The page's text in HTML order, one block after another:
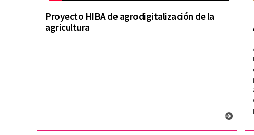
Proyecto HIBA de agrodigitalización de la
agricultura